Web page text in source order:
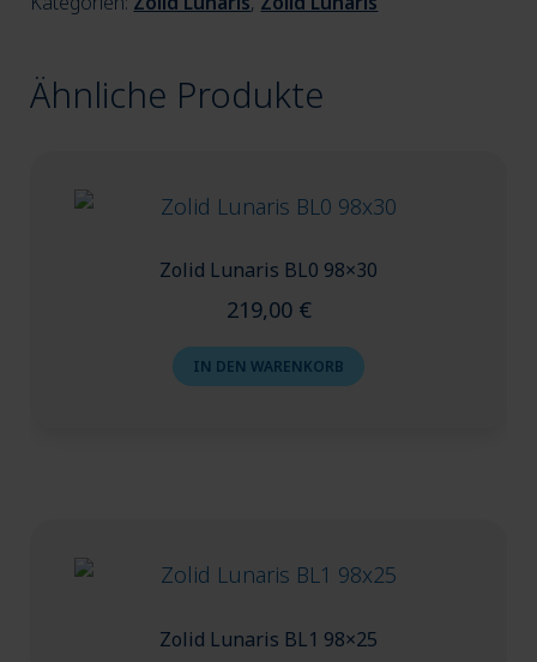
Ähnliche Produkte
Zolid Lunaris BL0 98×30
219,00 €
IN DEN WARENKORB
Zolid Lunaris BL1 98×25